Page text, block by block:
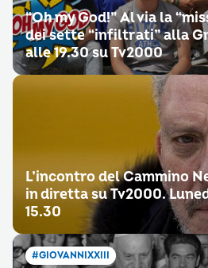
“Oh my God!” Al via la
dei sette “infiltrati” alla
alle 19.30 su Tv2000
L’incontro del Cammino
in diretta su Tv2000.
15.30
#GIOVANNIXXIII